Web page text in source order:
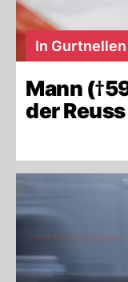
In Gurtnellen
Mann
der Reuss